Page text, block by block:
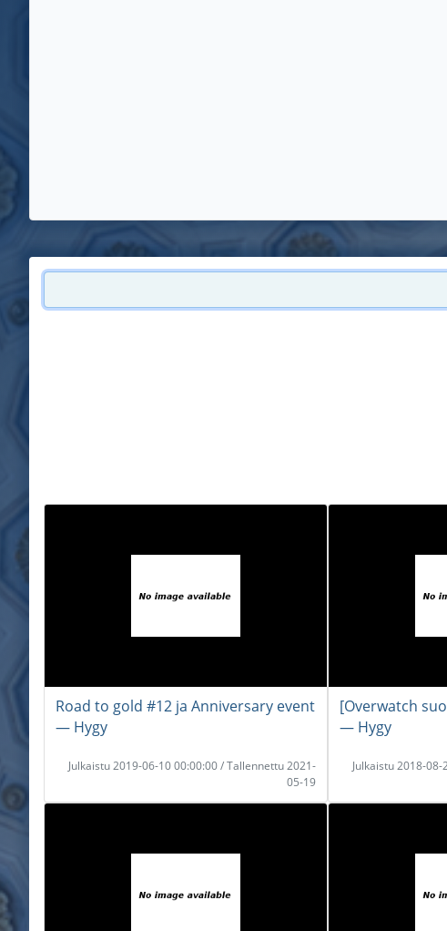
Road to gold #12 ja Anniversary event
― Hygy
Julkaistu 2019-06-10 00:00:00 / Tallennettu 2021-
05-19
[Overwatch
― Hygy
Julkaistu 2018-